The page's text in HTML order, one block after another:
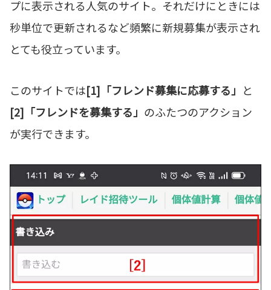
プに表示される人気のサイト。それだけにときには
秒単位で更新されるなど頻繁に新規募集が表示され
とても役立っています。
このサイトでは[1]「フレンド募集に応募する」 と
[2]「フレンドを募集する」 のふたつのアクション
が実行できます。